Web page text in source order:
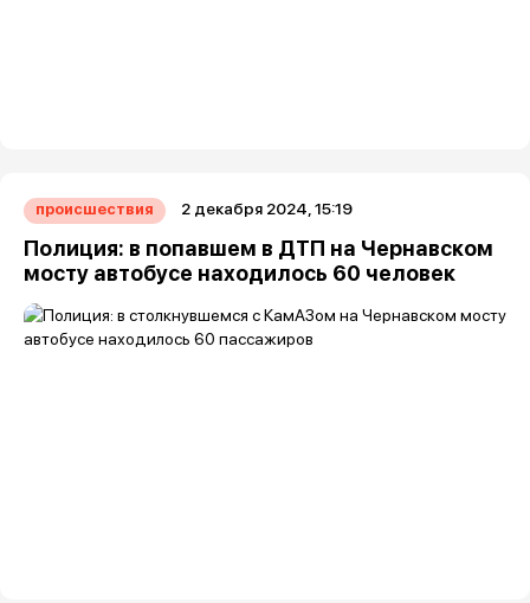
происшествия 2 декабря 2024, 15:19
Полиция: в попавшем в ДТП на Чернавском
мосту автобусе находилось 60 человек